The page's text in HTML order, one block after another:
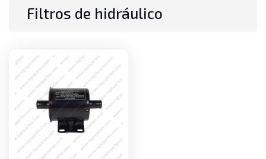
Filtros de transmisión
Mástil
Baleros de mástil
Bujes
Cadenas de mástil
Medias lunas
Pernos
Poleas guías de cadenas
Filtros de hidráulico